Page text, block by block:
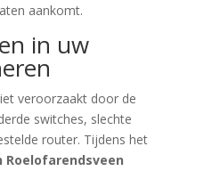
aankomt.
in uw
veroorzaakt door de
switches, slechte
router. Tijdens het